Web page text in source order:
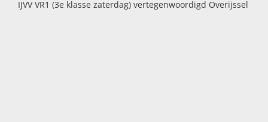
IJVV VR1 (3e klasse zaterdag) vertegenwoordigd Overijssel